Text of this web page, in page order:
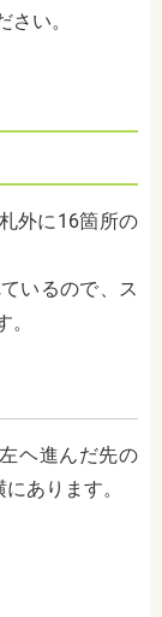
い。
外に16箇所の
いるので、ス
ヘ進んだ先の
あります。